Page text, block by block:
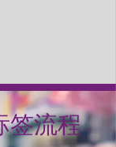
签流程